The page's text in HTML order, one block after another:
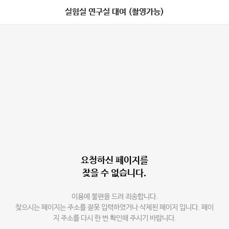
실험실 연구실 대여 (촬영가능)
요청하신 페이지를
찾을 수 없습니다.
이용에 불편을 드려 죄송합니다.
찾으시는 페이지는 주소를 잘못 입력하였거나 삭제된 페이지 입니다. 페이
지 주소를 다시 한 번 확인해 주시기 바랍니다.